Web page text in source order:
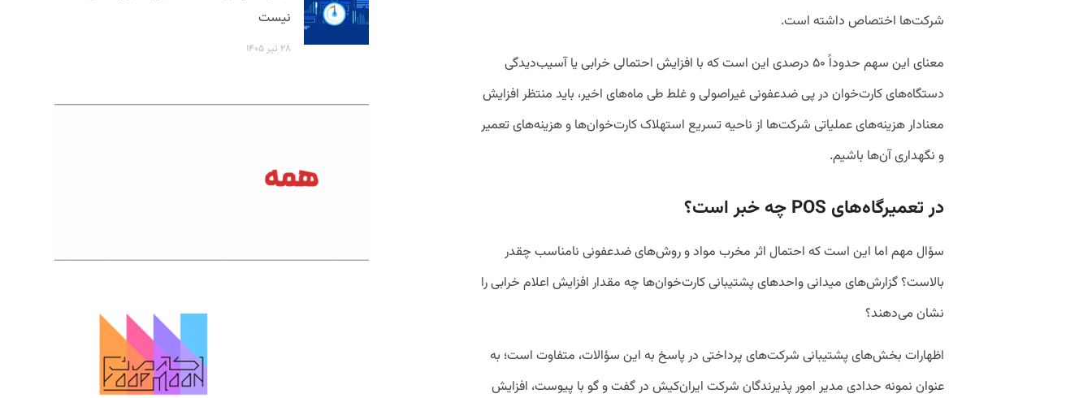
شرکت‌ها اختصاص داشته است.
معنای این سهم حدوداً ۵۰ درصدی این است که با افزایش احتمالی خرابی یا آسیب‌دیدگی
دستگاه‌های کارت‌خوان در پی ضدعفونی غیراصولی و غلط طی ماه‌های اخیر، باید منتظر افزایش
معنادار هزینه‌های عملیاتی شرکت‌ها از ناحیه تسریع استهلاک کارت‌خوان‌ها و هزینه‌های تعمیر
و نگهداری آن‌ها باشیم.
در تعمیرگاه‌های POS چه خبر است؟
سؤال مهم اما این است که احتمال اثر مخرب مواد و روش‌های ضدعفونی نامناسب چقدر
بالاست؟ گزارش‌های میدانی واحدهای پشتیبانی کارت‌خوان‌ها چه مقدار افزایش اعلام خرابی را
نشان می‌دهند؟
اظهارات بخش‌های پشتیبانی شرکت‌های پرداختی در پاسخ به این سؤالات، متفاوت است؛ به
عنوان نمونه حدادی مدیر امور پذیرندگان شرکت ایران‌کیش در گفت و گو با پیوست، افزایش
نیست
۲۸ تیر ۱۴۰۵